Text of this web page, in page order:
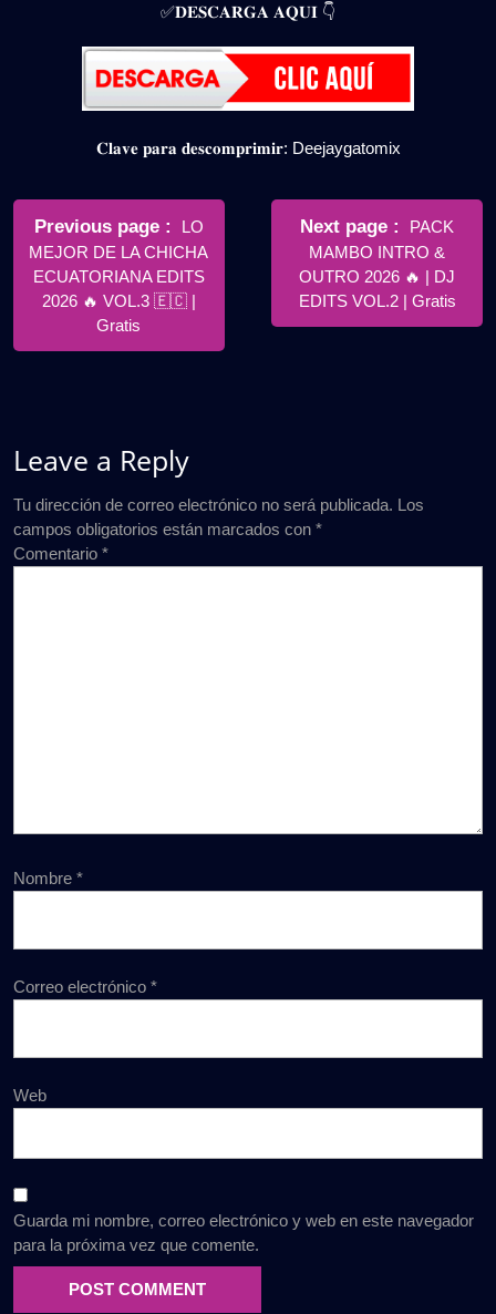
✅𝐃𝐄𝐒𝐂𝐀𝐑𝐆𝐀 𝐀𝐐𝐔𝐈 👇
𝐂𝐥𝐚𝐯𝐞 𝐩𝐚𝐫𝐚 𝐝𝐞𝐬𝐜𝐨𝐦𝐩𝐫𝐢𝐦𝐢𝐫: Deejaygatomix
Navegación
de
entradas
Previous page
Older
Posts
LO
MEJOR DE LA CHICHA
ECUATORIANA EDITS
2026 🔥 VOL.3 🇪🇨 |
Gratis
Next page
Newer
Posts
PACK
MAMBO INTRO &
OUTRO 2026 🔥 | DJ
EDITS VOL.2 | Gratis
Leave a Reply
Tu dirección de correo electrónico no será publicada. Los
campos obligatorios están marcados con *
Comentario *
Nombre *
Correo electrónico *
Web
Guarda mi nombre, correo electrónico y web en este navegador
para la próxima vez que comente.